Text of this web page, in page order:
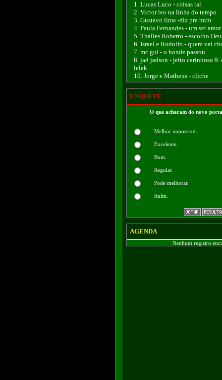
1. Lucas Luco - coisas tal
2. Victor leo na linha do tempo
3. Gustavo lima -diz pra mim
4. Paula Fernandes - um ser amor
5. Thalles Roberto - escolho
6. Israel e Rodolfo - quem vai
7. mc gui - o bonde passou
8. jad jadson - jeito carinhoso 9.
lelek
10. Jorge e Matheus - cliche
ENQUETE
O que acharam do novo
Melhor impossivel.
Excelente.
Bom.
Regular.
Pode melhorar.
Ruim.
AGENDA
Nenhum registro